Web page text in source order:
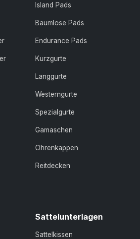
Island Pads
Baumlose Pads
Endurance Pads
Kurzgurte
Langgurte
Westerngurte
Spezialgurte
Gamaschen
Ohrenkappen
Reitdecken
Sattelunterlagen
Sattelkissen